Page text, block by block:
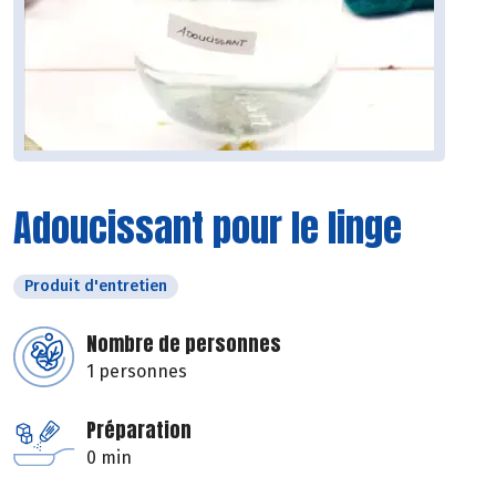
Adoucissant pour le linge
Produit d'entretien
Nombre de personnes
1 personnes
Préparation
0 min